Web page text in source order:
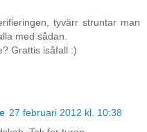
tyvärr struntar man
med sådan.
Grattis isåfall :)
27 februari 2012 kl. 10:38